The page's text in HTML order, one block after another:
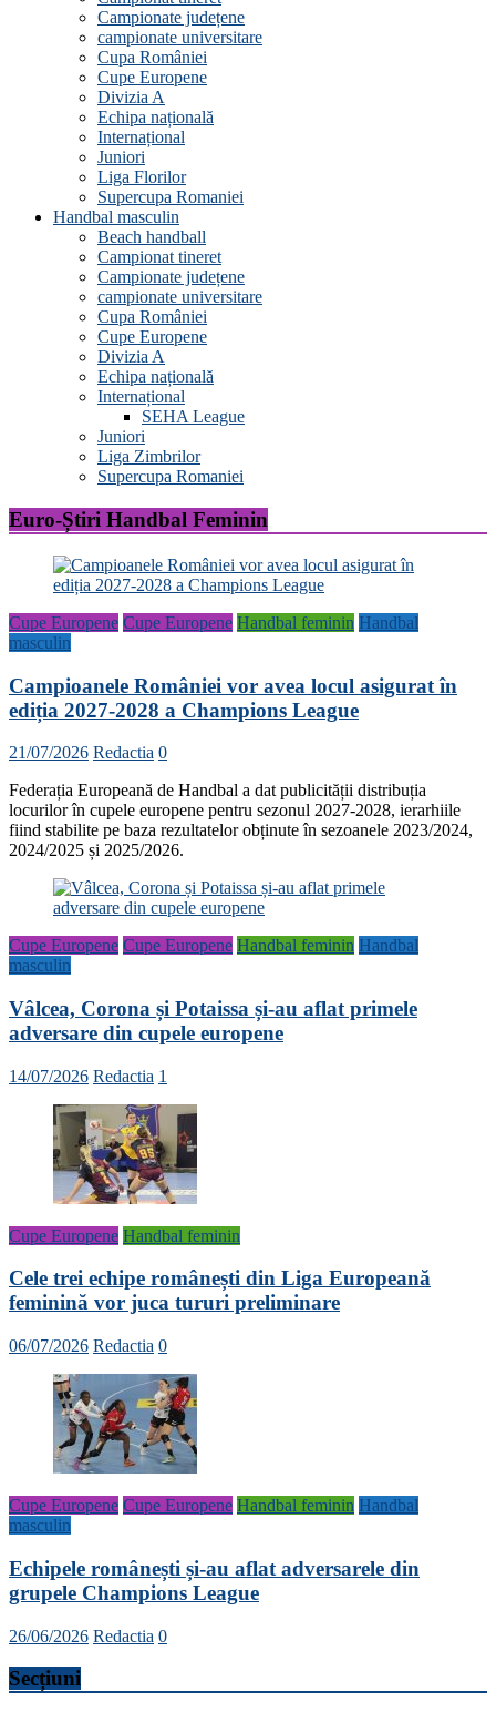
Campionate județene
campionate universitare
Cupa României
Cupe Europene
Divizia A
Echipa națională
Internațional
Juniori
Liga Florilor
Supercupa Romaniei
Handbal masculin
Beach handball
Campionat tineret
Campionate județene
campionate universitare
Cupa României
Cupe Europene
Divizia A
Echipa națională
Internațional
SEHA League
Juniori
Liga Zimbrilor
Supercupa Romaniei
Euro-Știri Handbal Feminin
Cupe Europene Cupe Europene Handbal feminin Handbal
masculin
Campioanele României vor avea locul asigurat în
ediția 2027-2028 a Champions League
21/07/2026 Redactia 0
Federația Europeană de Handbal a dat publicității distribuția
locurilor în cupele europene pentru sezonul 2027-2028, ierarhiile
fiind stabilite pe baza rezultatelor obținute în sezoanele 2023/2024,
2024/2025 și 2025/2026.
Cupe Europene Cupe Europene Handbal feminin Handbal
masculin
Vâlcea, Corona și Potaissa și-au aflat primele
adversare din cupele europene
14/07/2026 Redactia 1
Cupe Europene Handbal feminin
Cele trei echipe românești din Liga Europeană
feminină vor juca tururi preliminare
06/07/2026 Redactia 0
Cupe Europene Cupe Europene Handbal feminin Handbal
masculin
Echipele românești și-au aflat adversarele din
grupele Champions League
26/06/2026 Redactia 0
Secțiuni